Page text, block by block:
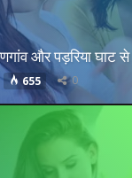
और पड़रिया घाट
655 0